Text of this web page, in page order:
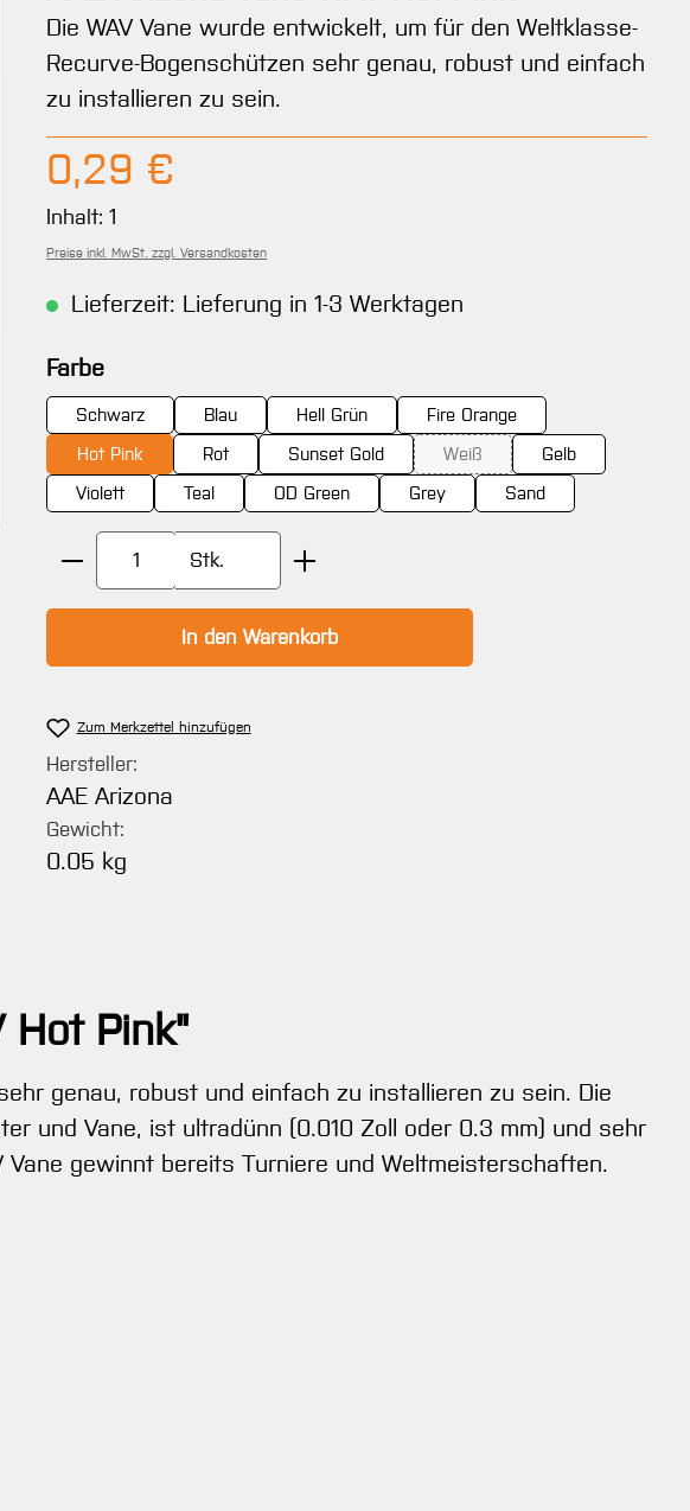
Die WAV Vane wurde entwickelt, um für den Weltklasse-
Recurve-Bogenschützen sehr genau, robust und einfach
zu installieren zu sein.
Regulärer Preis:
0,29 €
Inhalt:1
Preise inkl. MwSt. zzgl. Versandkosten
Lieferzeit: Lieferung in 1-3 Werktagen
Farbeauswählen
Schwarz Blau Hell Grün
Fire Orange
Hot Pink
Rot Sunset Gold Weiß
(Diese Option ist zurzeit nicht
Gelb
Violett
Teal OD Green Grey Sand
Produkt Anzahl: Gib den gewünschten Wert ein
Stk.
In den Warenkorb
Zum Merkzettel hinzufügen
Hersteller:
AAE Arizona
Gewicht:
0.05 kg
Hot Pink"
genau, robust und einfach zu installieren zu sein. Die
und Vane, ist ultradünn (0.010 Zoll oder 0.3 mm) und sehr
Vane gewinnt bereits Turniere und Weltmeisterschaften.